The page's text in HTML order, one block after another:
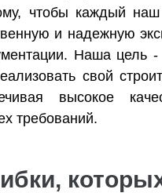
чтобы каждый наш
и надежную
Наша цель
свой
высокое
требований.